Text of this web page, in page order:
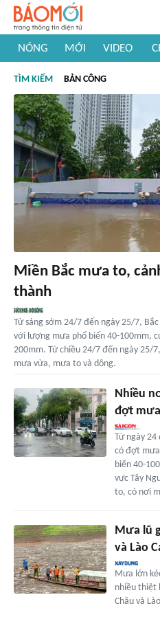
NÓNG MỚI VIDEO
#Khám phá thế giới
TÌM KIẾM BẢN CÔNG
Miền Bắc mưa to,
thành
Từ sáng sớm 24/7 đến ngày 25/7,
với lượng mưa phổ biến 40-100mm,
200mm. Từ chiều 24/7 đến ngày 25/
mưa vừa, mưa to và dông.
Nhiều
đợt
Từ ngày
có đợt
biến 40-
vực Tây
to, có nơi
Mưa lũ
và Lào
Mưa lớn
nhiều thiệt
Châu và